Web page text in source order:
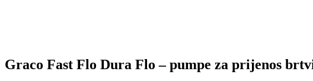
Graco Fast Flo Dura Flo – pumpe za prijenos